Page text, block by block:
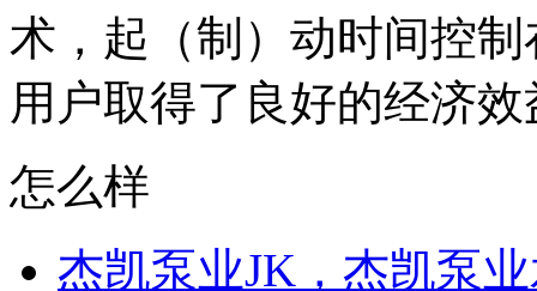
术，起（制）动时间控
用户取得了良好的经济效
怎么样
杰凯泵业JK，杰凯泵